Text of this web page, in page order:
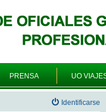
PRENSA UO
Identificarse